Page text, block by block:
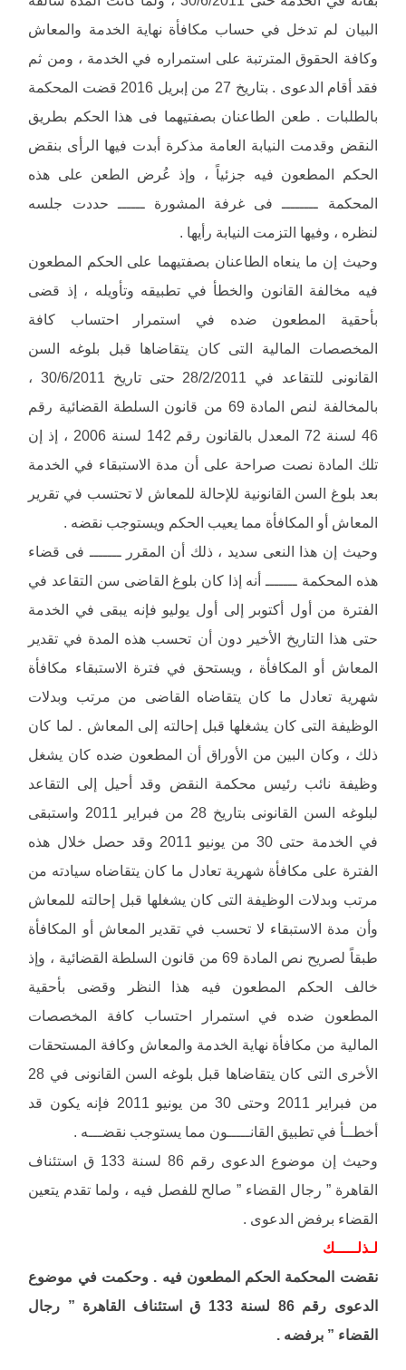
البيان لم تدخل في حساب مكافأة نهاية الخدمة والمعاش
وكافة الحقوق المترتبة على استمراره في الخدمة ، ومن ثم
فقد أقام الدعوى . بتاريخ 27 من إبريل 2016 قضت المحكمة
بالطلبات . طعن الطاعنان بصفتيهما فى هذا الحكم بطريق
النقض وقدمت النيابة العامة مذكرة أبدت فيها الرأى بنقض
الحكم المطعون فيه جزئياً ، وإذ عُرض الطعن على هذه
المحكمة ــــــــ فى غرفة المشورة ــــــ حددت جلسه
لنظره ، وفيها التزمت النيابة رأيها .
وحيث إن ما ينعاه الطاعنان بصفتيهما على الحكم المطعون
فيه مخالفة القانون والخطأ في تطبيقه وتأويله ، إذ قضى
بأحقية المطعون ضده في استمرار احتساب كافة
المخصصات المالية التى كان يتقاضاها قبل بلوغه السن
القانونى للتقاعد في 28/2/2011 حتى تاريخ 30/6/2011 ،
بالمخالفة لنص المادة 69 من قانون السلطة القضائية رقم
46 لسنة 72 المعدل بالقانون رقم 142 لسنة 2006 ، إذ إن
تلك المادة نصت صراحة على أن مدة الاستبقاء في الخدمة
بعد بلوغ السن القانونية للإحالة للمعاش لا تحتسب في تقرير
المعاش أو المكافأة مما يعيب الحكم ويستوجب نقضه .
وحيث إن هذا النعى سديد ، ذلك أن المقرر ـــــــ فى قضاء
هذه المحكمة ـــــــ أنه إذا كان بلوغ القاضى سن التقاعد في
الفترة من أول أكتوبر إلى أول يوليو فإنه يبقى في الخدمة
حتى هذا التاريخ الأخير دون أن تحسب هذه المدة في تقدير
المعاش أو المكافأة ، ويستحق في فترة الاستبقاء مكافأة
شهرية تعادل ما كان يتقاضاه القاضى من مرتب وبدلات
الوظيفة التى كان يشغلها قبل إحالته إلى المعاش . لما كان
ذلك ، وكان البين من الأوراق أن المطعون ضده كان يشغل
وظيفة نائب رئيس محكمة النقض وقد أحيل إلى التقاعد
لبلوغه السن القانونى بتاريخ 28 من فبراير 2011 واستبقى
في الخدمة حتى 30 من يونيو 2011 وقد حصل خلال هذه
الفترة على مكافأة شهرية تعادل ما كان يتقاضاه سيادته من
مرتب وبدلات الوظيفة التى كان يشغلها قبل إحالته للمعاش
وأن مدة الاستبقاء لا تحسب في تقدير المعاش أو المكافأة
طبقاً لصريح نص المادة 69 من قانون السلطة القضائية ، وإذ
خالف الحكم المطعون فيه هذا النظر وقضى بأحقية
المطعون ضده في استمرار احتساب كافة المخصصات
المالية من مكافأة نهاية الخدمة والمعاش وكافة المستحقات
الأخرى التى كان يتقاضاها قبل بلوغه السن القانونى في 28
من فبراير 2011 وحتى 30 من يونيو 2011 فإنه يكون قد
أخطــأ في تطبيق القانـــــون مما يستوجب نقضـــه .
وحيث إن موضوع الدعوى رقم 86 لسنة 133 ق استئناف
القاهرة ” رجال القضاء ” صالح للفصل فيه ، ولما تقدم يتعين
القضاء برفض الدعوى .
لـذلـــــك
نقضت المحكمة الحكم المطعون فيه . وحكمت في موضوع
الدعوى رقم 86 لسنة 133 ق استئناف القاهرة ” رجال
القضاء ” برفضه .